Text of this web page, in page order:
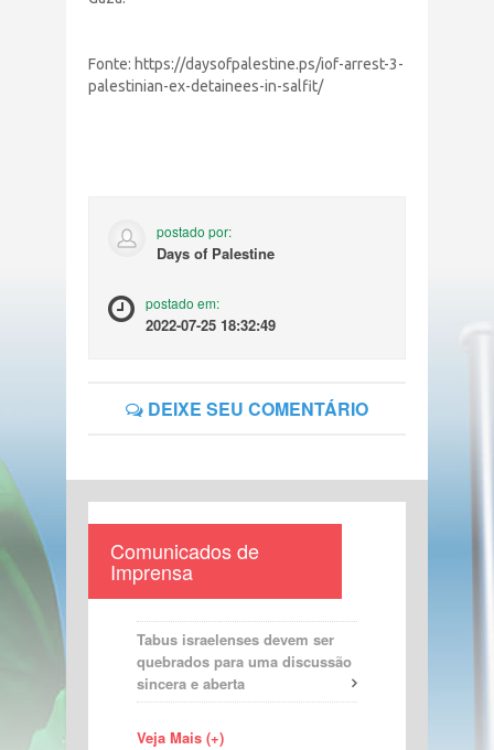
Fonte: https://daysofpalestine.ps/iof-arrest-3-
palestinian-ex-detainees-in-salfit/
postado por:
Days of Palestine
postado em:
2022-07-25 18:32:49
DEIXE SEU COMENTÁRIO
Comunicados de
Imprensa
Tabus israelenses devem ser
quebrados para uma discussão
sincera e aberta
Veja Mais (+)